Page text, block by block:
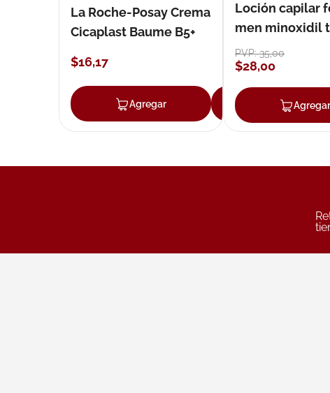
La Roche-Posay Crema
Cicaplast Baume B5+
$16,17
Agregar Agregar
Loción capilar
men minoxidil
loción 59 ml
PVP:35,00
$28,00
Agregar